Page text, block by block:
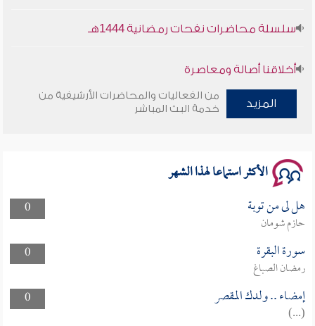
سلسلة محاضرات نفحات رمضانية 1444هـ
أخلاقنا أصالة ومعاصرة
وأمنهم من خوف 9
المزيد
من الفعاليات والمحاضرات الأرشيفية من
خدمة البث المباشر
الأكثر استماعا لهذا الشهر
0 هل لى من توبة
حازم شومان
0
سورة البقرة
رمضان الصباغ
0
إمضاء .. ولدك المقصر
(...)